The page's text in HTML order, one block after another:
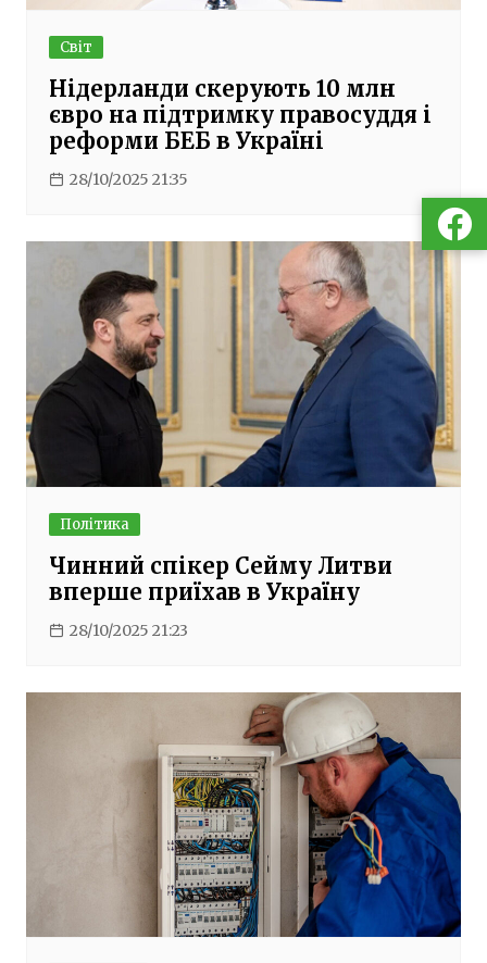
Світ
Нідерланди скерують 10 млн
євро на підтримку правосуддя і
реформи БЕБ в Україні
28/10/2025 21:35
Політика
Чинний спікер Сейму Литви
вперше приїхав в Україну
28/10/2025 21:23